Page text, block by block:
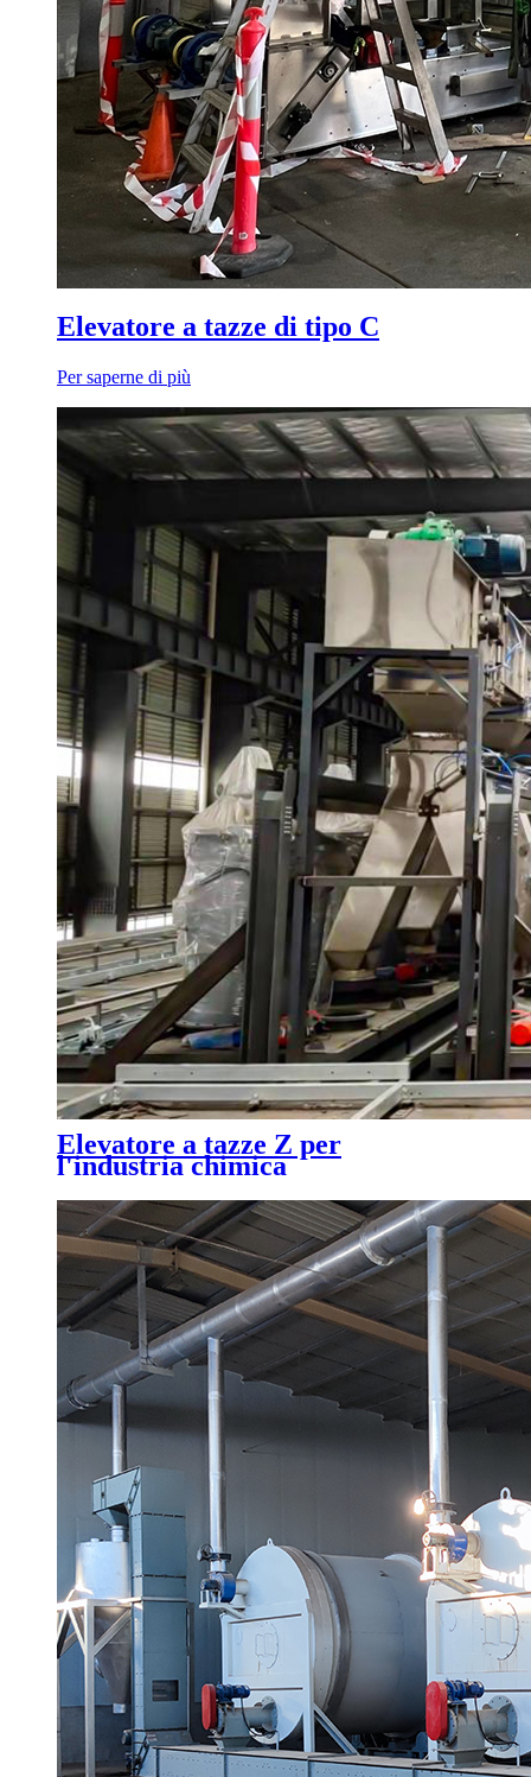
Elevatore a tazze di tipo C
Per saperne di più
Elevatore a tazze Z per
l'industria chimica